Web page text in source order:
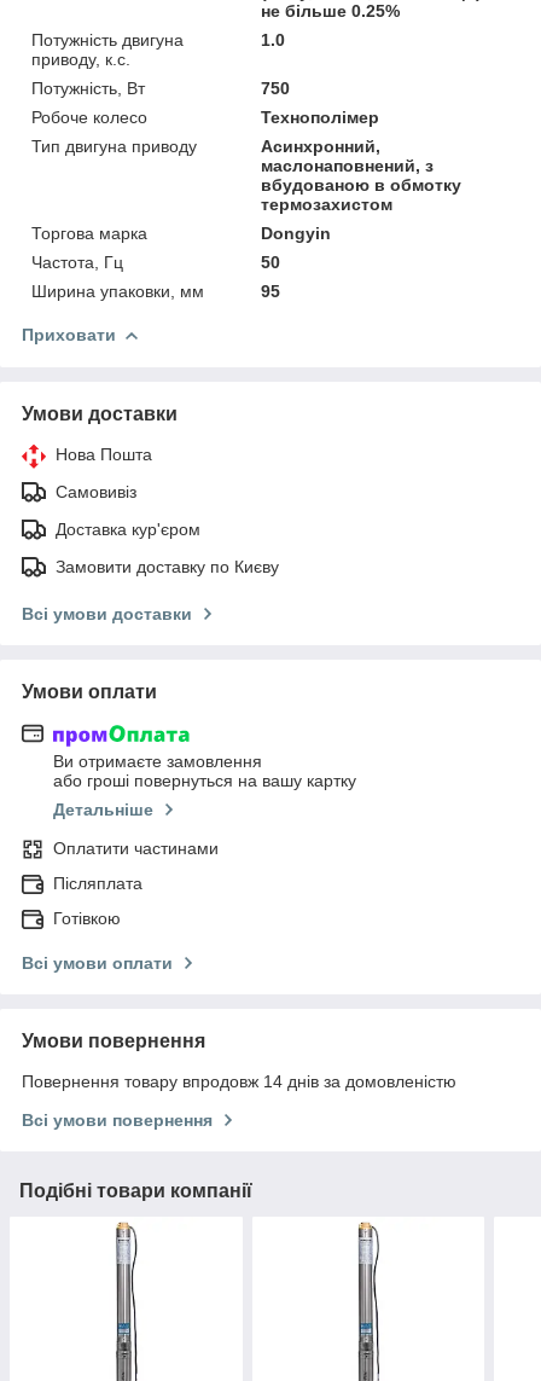
не більше 0.25%
Потужність двигуна
приводу, к.с.
1.0
Потужність, Вт
750
Робоче колесо
Технополімер
Тип двигуна приводу
Асинхронний,
маслонаповнений, з
вбудованою в обмотку
термозахистом
Торгова марка
Dongyin
Частота, Гц
50
Ширина упаковки, мм
95
Приховати
Умови доставки
Нова Пошта
Самовивіз
Доставка кур'єром
Замовити доставку по Києву
Всі умови доставки
Умови оплати
Ви отримаєте замовлення
або гроші повернуться на вашу картку
Детальніше
Оплатити частинами
Післяплата
Готівкою
Всі умови оплати
Умови повернення
Повернення товару впродовж 14 днів за домовленістю
Всі умови повернення
Подібні товари компанії